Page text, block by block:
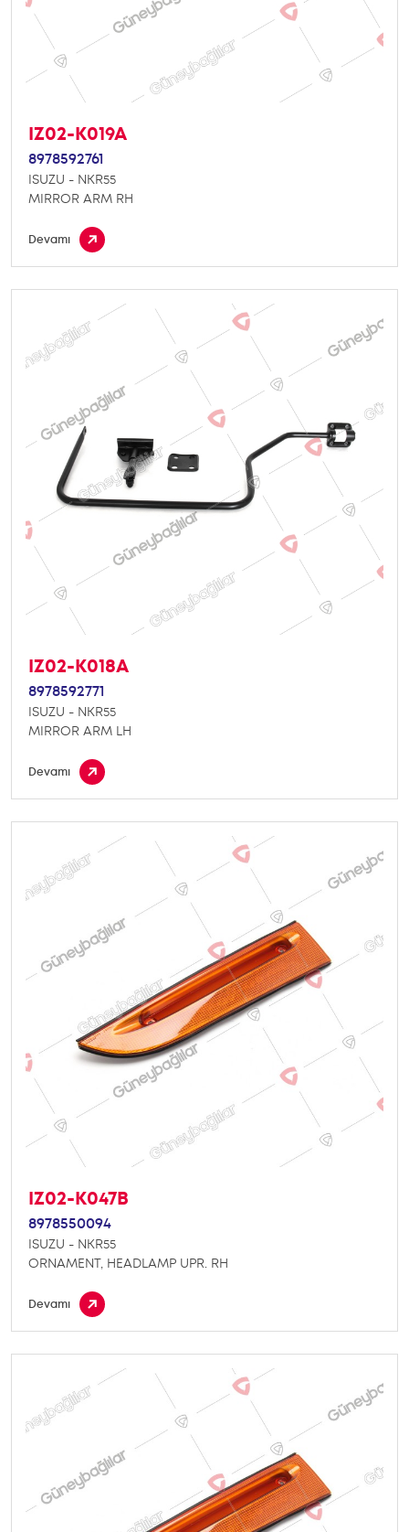
IZ02-K019A
8978592761
ISUZU - NKR55
MIRROR ARM RH
Devamı
IZ02-K018A
8978592771
ISUZU - NKR55
MIRROR ARM LH
Devamı
IZ02-K047B
8978550094
ISUZU - NKR55
ORNAMENT, HEADLAMP UPR. RH
Devamı